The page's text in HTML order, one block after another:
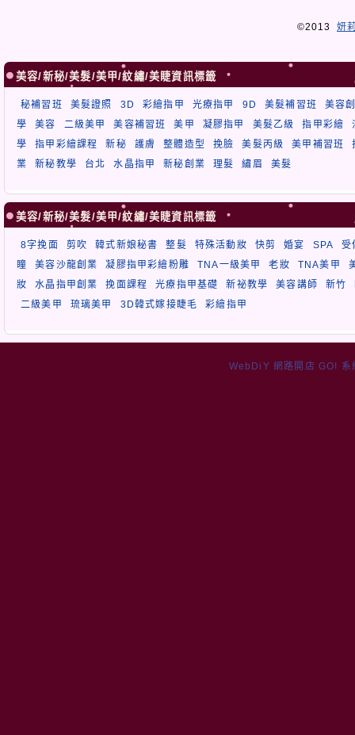
©2013 妍
美容/新秘/美髮/美甲/紋繡/美睫資訊標籤
秘補習班 美髮證照 3D 彩繪指甲 光療指甲 9D 美髮補習班
美容
學
美容 二級美甲 美容補習班 美甲 凝膠指甲 美髮乙級 指甲彩繪
學
指甲彩繪課程 新秘 護膚 整體造型 挽臉 美髮丙級 美甲補習班
業
新秘教學 台北 水晶指甲 新秘創業 理髮 繡眉 美髮
美容/新秘/美髮/美甲/紋繡/美睫資訊標籤
8字挽面 剪吹 韓式新娘秘書 整髮 特殊活動妝 快剪 婚宴 SPA
受
瞳
美容沙龍創業 凝膠指甲彩繪粉雕 TNA一級美甲 老妝 TNA美甲
妝
水晶指甲創業 挽面課程 光療指甲基礎 新祕教學 美容講師 新竹
二級美甲
琉璃美甲 3D韓式嫁接睫毛 彩繪指甲
WebDiY 網路開店 GO! 系